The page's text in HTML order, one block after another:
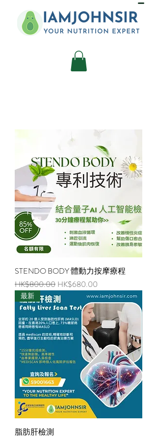
STENDO BODY 體動力按摩療程
一般價格
HK$800.00 促銷價格
HK$680.00
最新
脂肪肝檢測